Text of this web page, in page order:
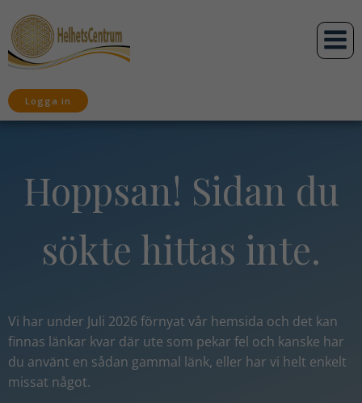
Logga in
Hoppsan! Sidan du
sökte hittas inte.
Vi har under Juli 2026 förnyat vår hemsida och det kan
finnas länkar kvar där ute som pekar fel och kanske har
du använt en sådan gammal länk, eller har vi helt enkelt
missat något.